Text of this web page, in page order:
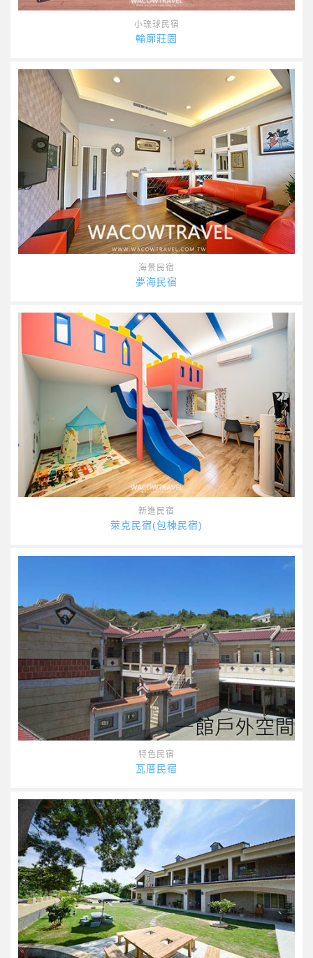
小琉球民宿
輪廓莊園
海景民宿
夢海民宿
新進民宿
萊克民宿(包棟民宿)
特色民宿
瓦厝民宿